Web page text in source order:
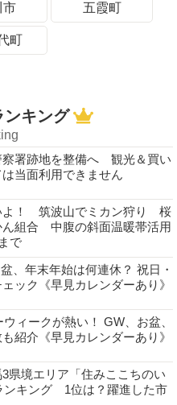
市 五霞町
町
ンキング
察署跡地を整備へ 観光＆買い
当面利用できません
よ！ 筑波山でミカン狩り 桜
ん組合 中腹の斜面温暖帯活用
で
、年末年始は何連休？ 祝日・
ック《早見カレンダーあり》
ィークが熱い！ GW、お盆、
紹介《早見カレンダーあり》
県境エリア「住みここちのい
ンキング 1位は？躍進した市